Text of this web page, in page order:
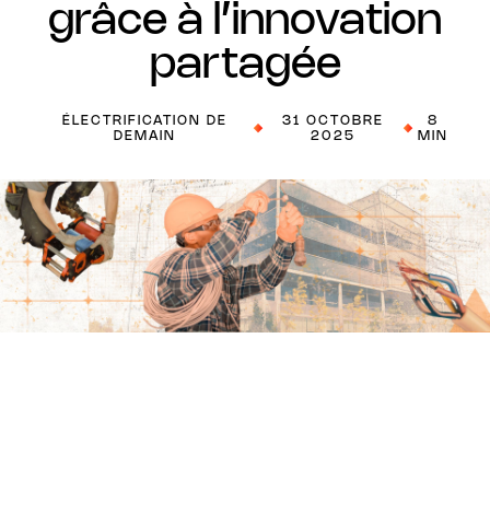
Innovation : focus sur
la supraconductivité
Innovations dans les
Accessoires et
Les disruptions
l'industrie de
l'électrification
Innovations pour la
transmission
Innovations pour les
réseaux électriques
Innovations pour la
révolution des
10 technologies pour
électrifier le futur
Accéder à toutes les séries
grâce à l’innovation
partagée
ÉLECTRIFICATION DE
DEMAIN
31 OCTOBRE
2025
8
MIN